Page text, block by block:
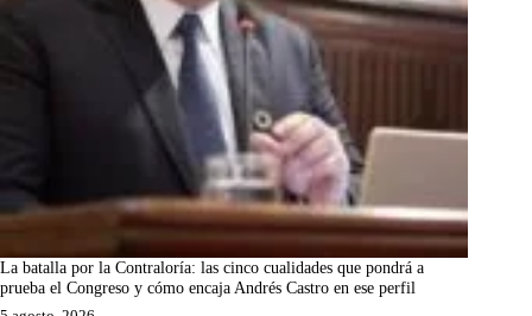
La batalla por la Contraloría: las cinco cualidades que pondrá a
prueba el Congreso y cómo encaja Andrés Castro en ese perfil